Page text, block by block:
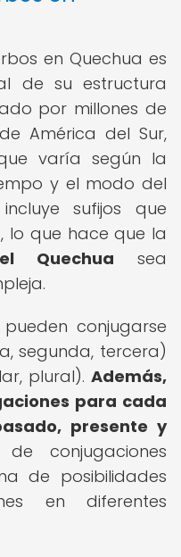
en Quechua es
de su estructura
por millones de
América del Sur,
varía según la
y el modo del
sufijos que
lo que hace que la
Quechua sea
conjugarse
segunda, tercera)
plural). Además,
para cada
presente y
conjugaciones
de posibilidades
en diferentes